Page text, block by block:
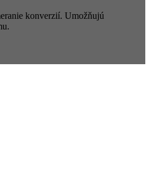
konverzií. Umožňujú